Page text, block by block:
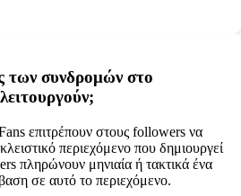
των συνδρομών στο
επιτρέπουν στους followers να
περιεχόμενο που δημιουργεί
πληρώνουν μηνιαία ή τακτικά ένα
σε αυτό το περιεχόμενο.